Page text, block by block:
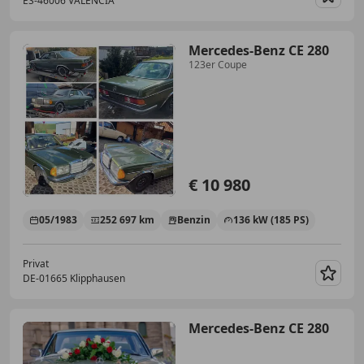
Mercedes-Benz CE 280
123er Coupe
€ 10 980
05/1983 252 697 km Benzin 136 kW (185 PS)
Privat
DE-01665 Klipphausen
Mercedes-Benz CE 280